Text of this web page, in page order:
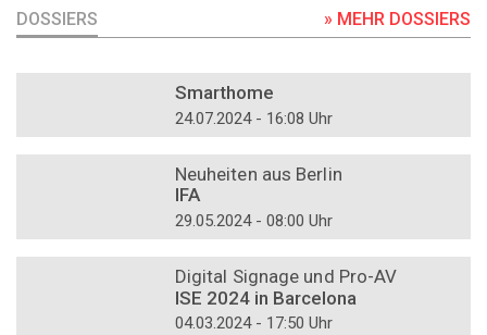
DOSSIERS » MEHR DOSSIERS
Smarthome
24.07.2024 - 16:08 Uhr
Neuheiten aus Berlin
IFA
29.05.2024 - 08:00 Uhr
Digital Signage und Pro-AV
ISE 2024 in Barcelona
04.03.2024 - 17:50 Uhr